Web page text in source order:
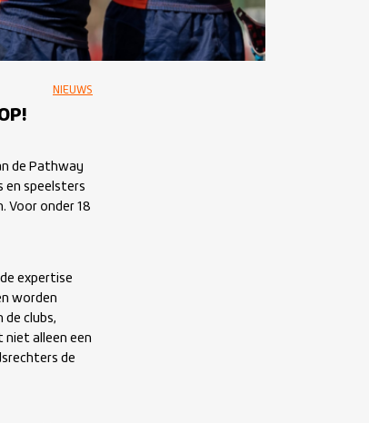
NIEUWS
de Pathway
en speelsters
Voor onder 18
expertise
worden
de clubs,
niet alleen een
de